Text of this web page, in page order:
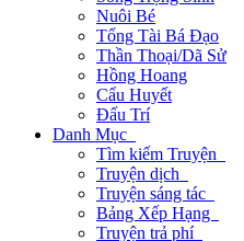
Nuôi Bé
Tổng Tài Bá Đạo
Thần Thoại/Dã Sử
Hồng Hoang
Cẩu Huyết
Đấu Trí
Danh Mục
Tìm kiếm Truyện
Truyện dịch
Truyện sáng tác
Bảng Xếp Hạng
Truyện trả phí